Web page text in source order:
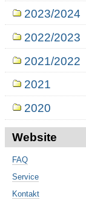
2023/2024
2022/2023
2021/2022
2021
2020
Website
FAQ
Service
Kontakt